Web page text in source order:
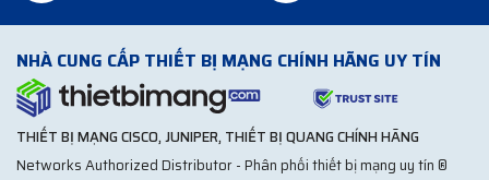
NHÀ CUNG CẤP THIẾT BỊ MẠNG CHÍNH HÃNG UY TÍN
THIẾT BỊ MẠNG CISCO, JUNIPER, THIẾT BỊ QUANG CHÍNH HÃNG
Networks Authorized Distributor - Phân phối thiết bị mạng uy tín ®